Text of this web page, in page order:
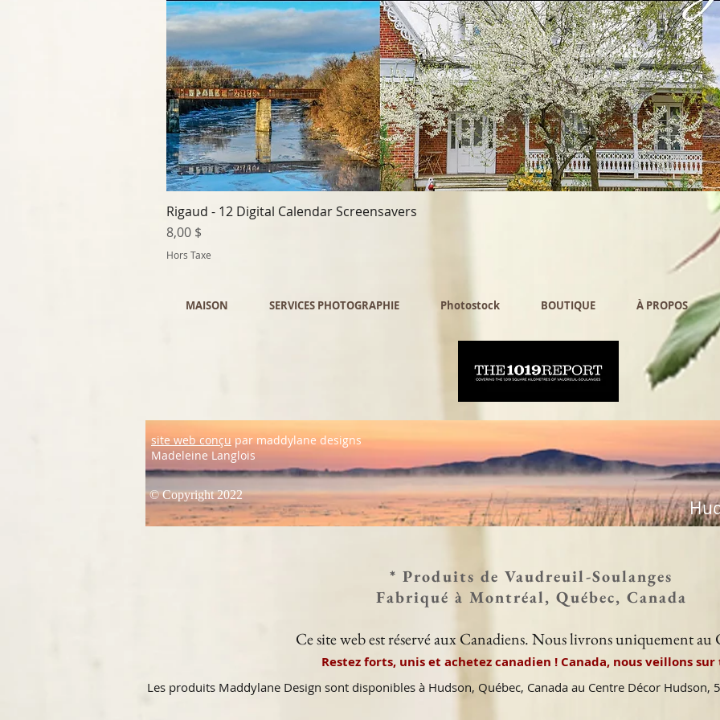
Rigaud - 12 Digital Calendar Screensavers
Prix
8,00 $
Hors Taxe
MAISON SERVICES PHOTOGRAPHIE Photostock BOUTIQUE À PROPOS
site web conçu par maddylane designs
Madeleine Langlois
© Copyright 2022
* Produits de Vaudreuil-Soulanges
Fabriqué à Montréal, Québec, Canada
Ce site web est réservé aux Canadiens. Nous livrons uniquement au
Restez forts, unis et achetez canadien ! Canada, nous veillons sur
Les produits Maddylane Design sont disponibles à Hudson, Québec, Canada au Centre Décor Hudson,